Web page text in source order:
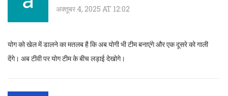
अक्तूबर 4, 2025 AT 12:02
योग को खेल में डालने का मतलब है कि अब योगी भी टीम बनाएंगे और एक दूसरे को गाली
देंगे। अब टीवी पर योग टीम के बीच लड़ाई देखोगे।